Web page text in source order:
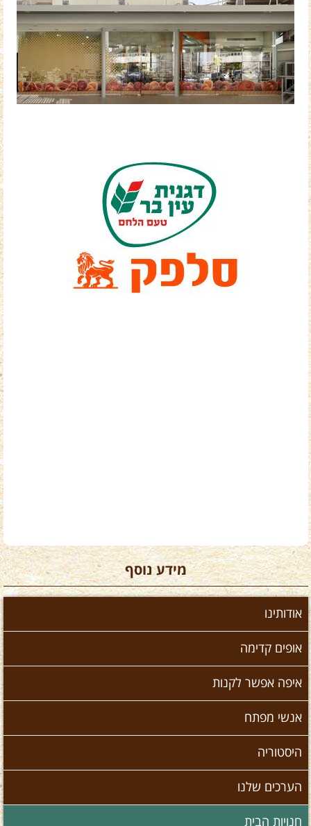
מידע נוסף
אודותינו
אופים קדימה
איפה אפשר לקנות
אנשי מפתח
היסטוריה
הערכים שלנו
חנויות הבית